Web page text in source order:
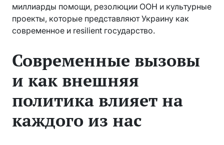
миллиарды помощи, резолюции ООН и культурные
проекты, которые представляют Украину как
современное и resilient государство.
Современные вызовы
и как внешняя
политика влияет на
каждого из нас